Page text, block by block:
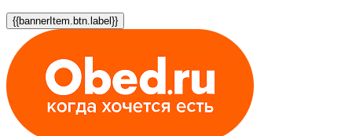
{{bannerItem.btn.label}}